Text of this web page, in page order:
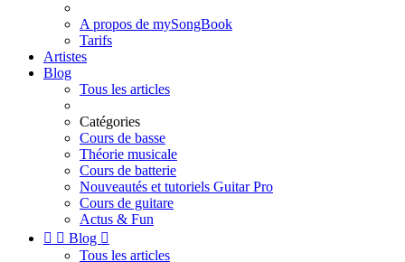
A propos de mySongBook
Tarifs
Artistes
Blog
Tous les articles
Catégories
Cours de basse
Théorie musicale
Cours de batterie
Nouveautés et tutoriels Guitar Pro
Cours de guitare
Actus & Fun
  Blog 
Tous les articles